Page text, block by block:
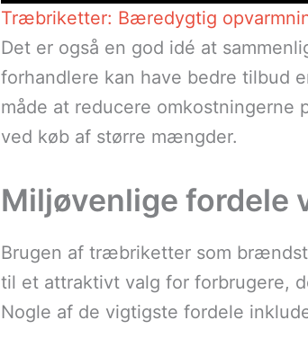
Træbriketter: Bæredygtig
Det er også en god idé at
forhandlere kan have bedre tilbud
måde at reducere omkostningerne
ved køb af større mængder.
Miljøvenlige
Brugen af træbriketter som
til et attraktivt valg for forbrugere,
Nogle af de vigtigste fordele